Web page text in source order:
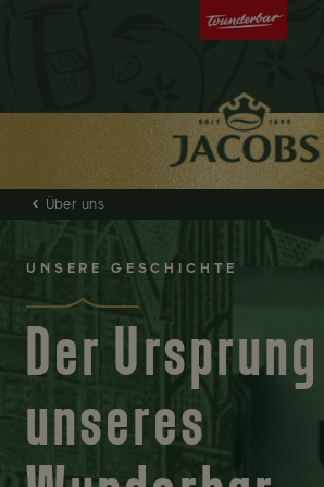
Über uns
UNSERE GESCHICHTE
Der Ursprung
unseres